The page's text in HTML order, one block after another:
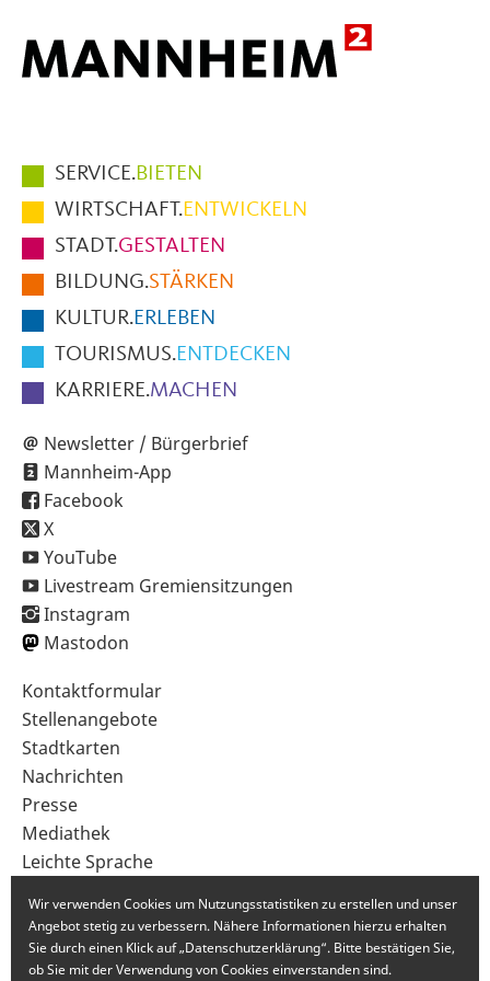
Hauptmenüpunkte
im
Fußbereich
der
Seite
SERVICE.BIETEN
WIRTSCHAFT.ENTWICKELN
STADT.GESTALTEN
BILDUNG.STÄRKEN
KULTUR.ERLEBEN
TOURISMUS.ENTDECKEN
KARRIERE.MACHEN
Newsletter / Bürgerbrief
Mannheim-App
Facebook
X
YouTube
Livestream Gremiensitzungen
Instagram
Mastodon
Sekundärnavigation
im
Fußbereich
Kontaktformular
Stellenangebote
Stadtkarten
Nachrichten
Presse
Mediathek
Leichte Sprache
Wir verwenden Cookies um Nutzungsstatistiken zu erstellen und unser
Angebot stetig zu verbessern. Nähere Informationen hierzu erhalten
Sie durch einen Klick auf „Datenschutzerklärung“. Bitte bestätigen Sie,
ob Sie mit der Verwendung von Cookies einverstanden sind.